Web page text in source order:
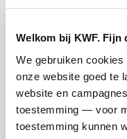
Welkom bij KWF. Fijn
We gebruiken
onze website goed te
website en
toestemming — voor
toestemming kunnen